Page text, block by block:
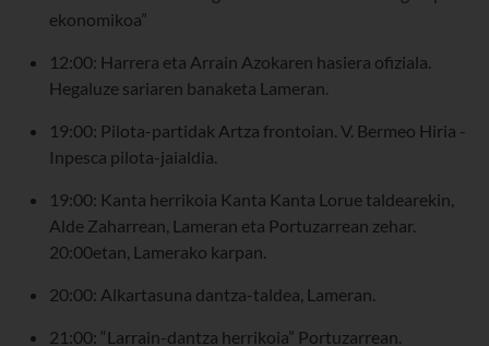
ekonomikoa”
12:00: Harrera eta Arrain Azokaren hasiera ofiziala.
Hegaluze sariaren banaketa Lameran.
19:00: Pilota-partidak Artza frontoian. V. Bermeo Hiria -
Inpesca pilota-jaialdia.
19:00: Kanta herrikoia Kanta Kanta Lorue taldearekin,
Alde Zaharrean, Lameran eta Portuzarrean zehar.
20:00etan, Lamerako karpan.
20:00: Alkartasuna dantza-taldea, Lameran.
21:00: “Larrain-dantza herrikoia” Portuzarrean.